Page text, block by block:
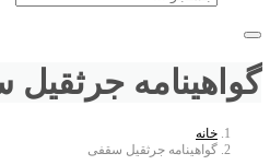
گواهینامه
خانه
گواهینامه جرثقیل سقفی